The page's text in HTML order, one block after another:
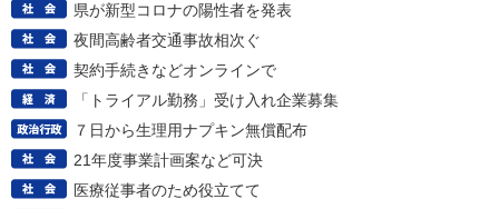
県が新型コロナの陽性者を発表
夜間高齢者交通事故相次ぐ
契約手続きなどオンラインで
「トライアル勤務」受け入れ企業募集
７日から生理用ナプキン無償配布
21年度事業計画案など可決
医療従事者のため役立てて